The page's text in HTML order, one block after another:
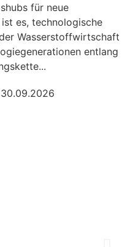
für neue
es, technologische
Wasserstoffwirtschaft
entlang